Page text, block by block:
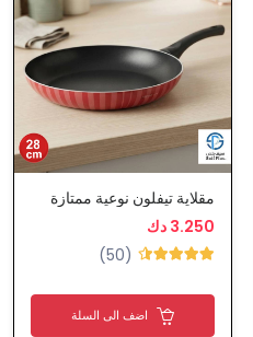
مقلاية تيفلون نوعية ممتازة
3.250 دك
(50)
اضف الى السلة